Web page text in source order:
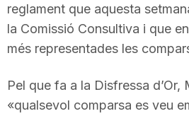
reglament que aquesta
la Comissió Consultiva i que
més representades les
Pel que fa a la Disfressa d’Or,
«qualsevol comparsa es veu